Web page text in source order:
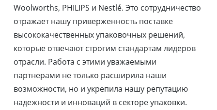
Woolworths, PHILIPS и Nestlé. Это сотрудничество
отражает нашу приверженность поставке
высококачественных упаковочных решений,
которые отвечают строгим стандартам лидеров
отрасли. Работа с этими уважаемыми
партнерами не только расширила наши
возможности, но и укрепила нашу репутацию
надежности и инноваций в секторе упаковки.